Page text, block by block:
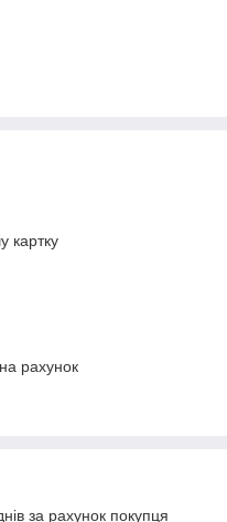
картку
рахунок
за рахунок покупця